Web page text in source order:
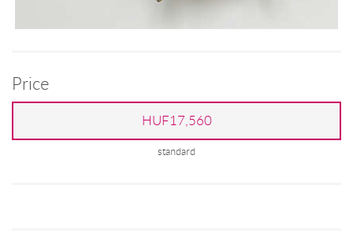
Price
HUF17,560
standard